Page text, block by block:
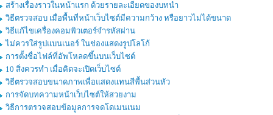
สร้างเรื่องราวในหน้าแรก ด้วยรายละเอียดของบทนำ
วิธีตรวจสอบ เมื่อพื้นที่หน้าเว็บไซต์มีความกว้าง หรือยาวไม่ได้ขนาด
วิธีแก้ไขเครื่องคอมพิวเตอร์จำรหัสผ่าน
ไม่ควรใส่รูปแบนเนอร์ ในช่องแสดงรูปโลโก้
การตั้งชื่อไฟล์ที่อัพโหลดขึ้นบนเว็บไซต์
10 สิ่งควรทำ เมื่อคิดจะเปิดเว็บไซต์
วิธีตรวจสอบขนาดภาพเพื่อแสดงแทนสีพื้นส่วนหัว
การจัดบทความหน้าเว็บไซต์ให้สวยงาม
วิธีการตรวจสอบข้อมูลการจดโดเมนเนม